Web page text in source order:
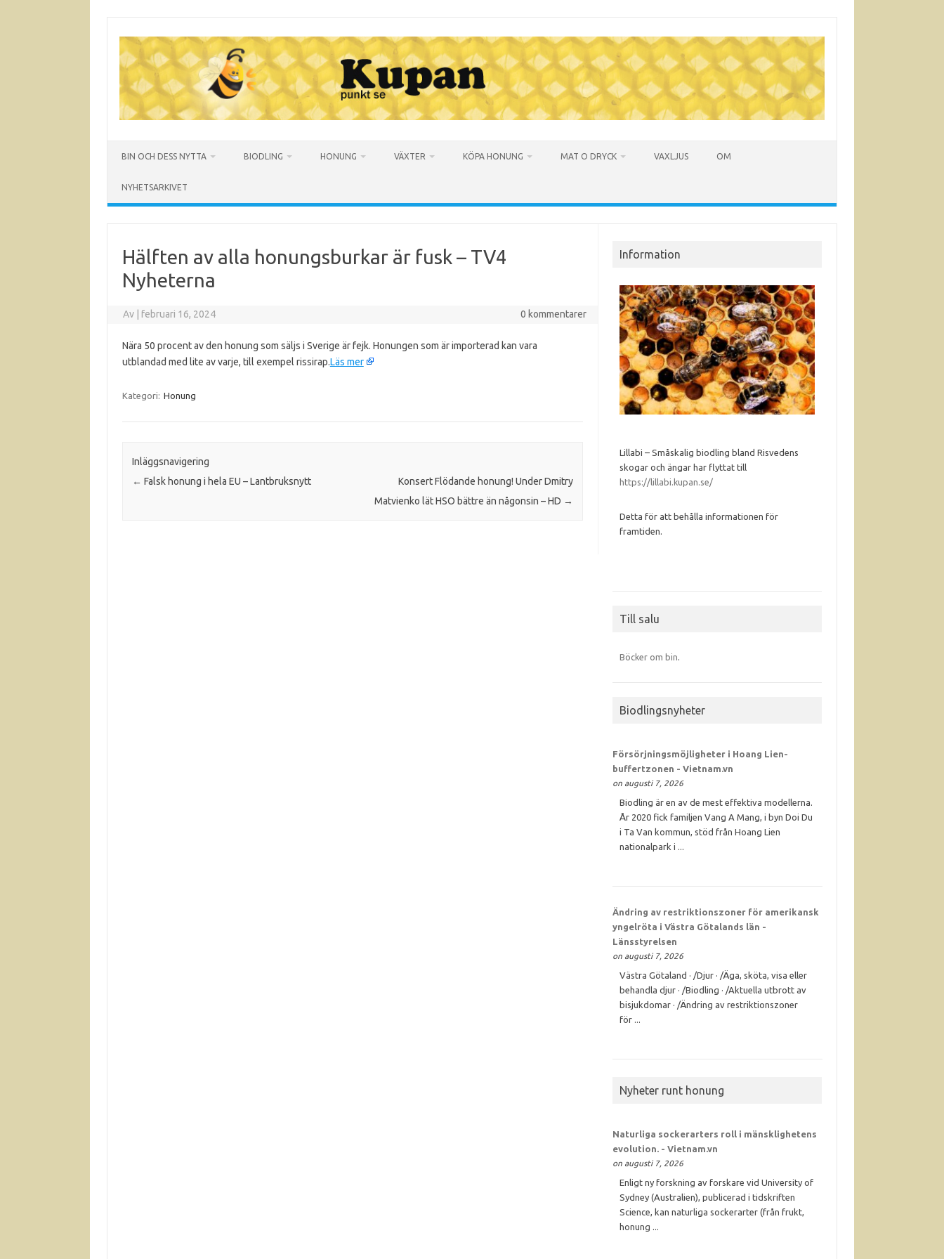
innehåll
BIN OCH DESS NYTTA BIODLING HONUNG VÄXTER KÖPA HONUNG MAT O DRYCK VAXLJUS OM
NYHETSARKIVET
Hälften av alla honungsburkar är fusk – TV4
Nyheterna
Av februari 16, 2024 0 kommentarer
Nära 50 procent av den honung som säljs i Sverige är fejk. Honungen som är importerad kan vara
utblandad med lite av varje, till exempel rissirap.Läs mer
Kategori: Honung
Inläggsnavigering
← Falsk honung i hela EU – Lantbruksnytt
Konsert Flödande honung! Under Dmitry
Matvienko lät HSO bättre än någonsin – HD →
Information
Lillabi – Småskalig biodling bland Risvedens
skogar och ängar har flyttat till
https://lillabi.kupan.se/
Detta för att behålla informationen för
framtiden.
Till salu
Böcker om bin.
Biodlingsnyheter
Försörjningsmöjligheter i Hoang Lien-
buffertzonen - Vietnam.vn
on augusti 7, 2026
Biodling är en av de mest effektiva modellerna.
År 2020 fick familjen Vang A Mang, i byn Doi Du
i Ta Van kommun, stöd från Hoang Lien
nationalpark i ...
Ändring av restriktionszoner för amerikansk
yngelröta i Västra Götalands län -
Länsstyrelsen
on augusti 7, 2026
Västra Götaland · /Djur · /Äga, sköta, visa eller
behandla djur · /Biodling · /Aktuella utbrott av
bisjukdomar · /Ändring av restriktionszoner
för ...
Nyheter runt honung
Naturliga sockerarters roll i mänsklighetens
evolution. - Vietnam.vn
on augusti 7, 2026
Enligt ny forskning av forskare vid University of
Sydney (Australien), publicerad i tidskriften
Science, kan naturliga sockerarter (från frukt,
honung ...